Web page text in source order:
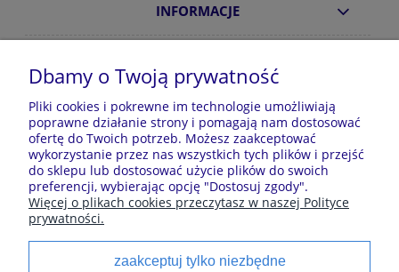
INFORMACJE
O NAS
Sklep z piżamami Kraina Piżam | Plac Zwycięstwa 7, 28-
100 Busko-Zdrój | E-mail: krainapizam@gmail.com | Tel.
602 809 945 | NIP: 6551814701 | REGON: 528344498
Dbamy o Twoją prywatność
Pliki cookies i pokrewne im technologie umożliwiają
poprawne działanie strony i pomagają nam dostosować
ofertę do Twoich potrzeb. Możesz zaakceptować
wykorzystanie przez nas wszystkich tych plików i przejść
do sklepu lub dostosować użycie plików do swoich
preferencji, wybierając opcję "Dostosuj zgody".
Więcej o plikach cookies przeczytasz w naszej Polityce
prywatności.
zaakceptuj tylko niezbędne